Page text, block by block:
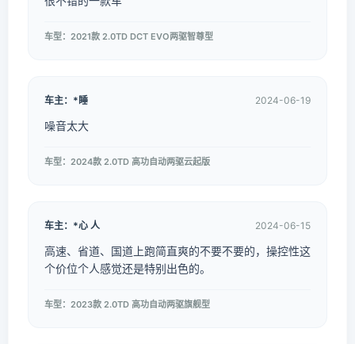
车型：2021款 2.0TD DCT EVO两驱智尊型
车主：*睡 2024-06-19
噪音太大
车型：2024款 2.0TD 高功自动两驱云起版
车主：*心 人 2024-06-15
高速、省道、国道上跑简直爽的不要不要的，操控性这
个价位个人感觉还是特别出色的。
车型：2023款 2.0TD 高功自动两驱旗舰型